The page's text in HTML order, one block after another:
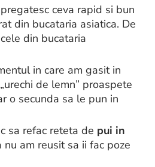
ceva rapid si bun
din bucataria asiatica. De
din bucataria
in care am gasit in
de lemn” proaspete
o secunda sa le pun in
sa refac reteta de pui in
nu am reusit sa ii fac poze